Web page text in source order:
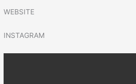
WEBSITE
INSTAGRAM